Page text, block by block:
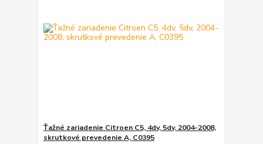
Ťažné zariadenie Citroen C5, 4dv, 5dv, 2004-2008,
skrutkové prevedenie A, C0395